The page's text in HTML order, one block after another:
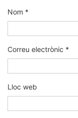
Nom *
Correu electrònic *
Lloc web